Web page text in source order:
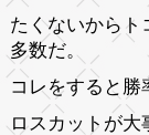
たくないからト
多数だ。
コレをすると勝
ロスカットが